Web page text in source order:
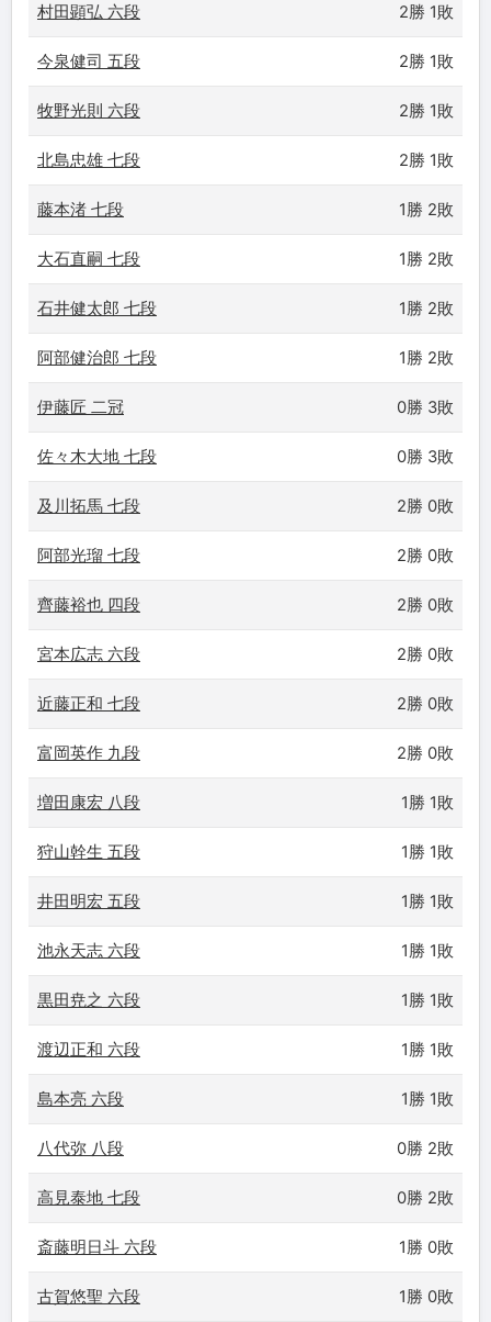
村田顕弘 六段 2勝 1敗
今泉健司 五段 2勝 1敗
牧野光則 六段 2勝 1敗
北島忠雄 七段 2勝 1敗
藤本渚 七段 1勝 2敗
大石直嗣 七段 1勝 2敗
石井健太郎 七段 1勝 2敗
阿部健治郎 七段 1勝 2敗
伊藤匠 二冠 0勝 3敗
佐々木大地 七段 0勝 3敗
及川拓馬 七段 2勝 0敗
阿部光瑠 七段 2勝 0敗
齊藤裕也 四段 2勝 0敗
宮本広志 六段 2勝 0敗
近藤正和 七段 2勝 0敗
富岡英作 九段 2勝 0敗
増田康宏 八段 1勝 1敗
狩山幹生 五段 1勝 1敗
井田明宏 五段 1勝 1敗
池永天志 六段 1勝 1敗
黒田尭之 六段 1勝 1敗
渡辺正和 六段 1勝 1敗
島本亮 六段 1勝 1敗
八代弥 八段 0勝 2敗
高見泰地 七段 0勝 2敗
斎藤明日斗 六段 1勝 0敗
古賀悠聖 六段 1勝 0敗